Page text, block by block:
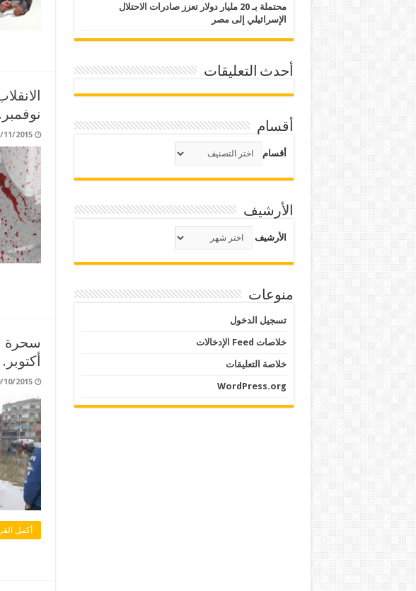
11/2015
10/2015
أكمل
محتملة بـ 20 مليار دولار تعزز صادرات الاحتلال
الإسرائيلي إلى مصر
أحدث التعليقات
أقسام
أقسام
الأرشيف
الأرشيف
منوعات
تسجيل الدخول
خلاصات Feed الإدخالات
خلاصة التعليقات
WordPress.org